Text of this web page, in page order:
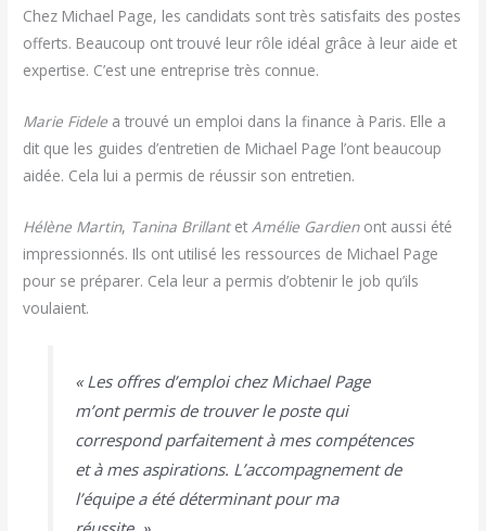
Chez Michael Page, les candidats sont très satisfaits des postes
offerts. Beaucoup ont trouvé leur rôle idéal grâce à leur aide et
expertise. C’est une entreprise très connue.
Marie Fidele a trouvé un emploi dans la finance à Paris. Elle a
dit que les guides d’entretien de Michael Page l’ont beaucoup
aidée. Cela lui a permis de réussir son entretien.
Hélène Martin, Tanina Brillantet Amélie Gardienont aussi été
impressionnés. Ils ont utilisé les ressources de Michael Page
pour se préparer. Cela leur a permis d’obtenir le job qu’ils
voulaient.
« Les offres d’emploi chez Michael Page
m’ont permis de trouver le poste qui
correspond parfaitement à mes compétences
et à mes aspirations. L’accompagnement de
l’équipe a été déterminant pour ma